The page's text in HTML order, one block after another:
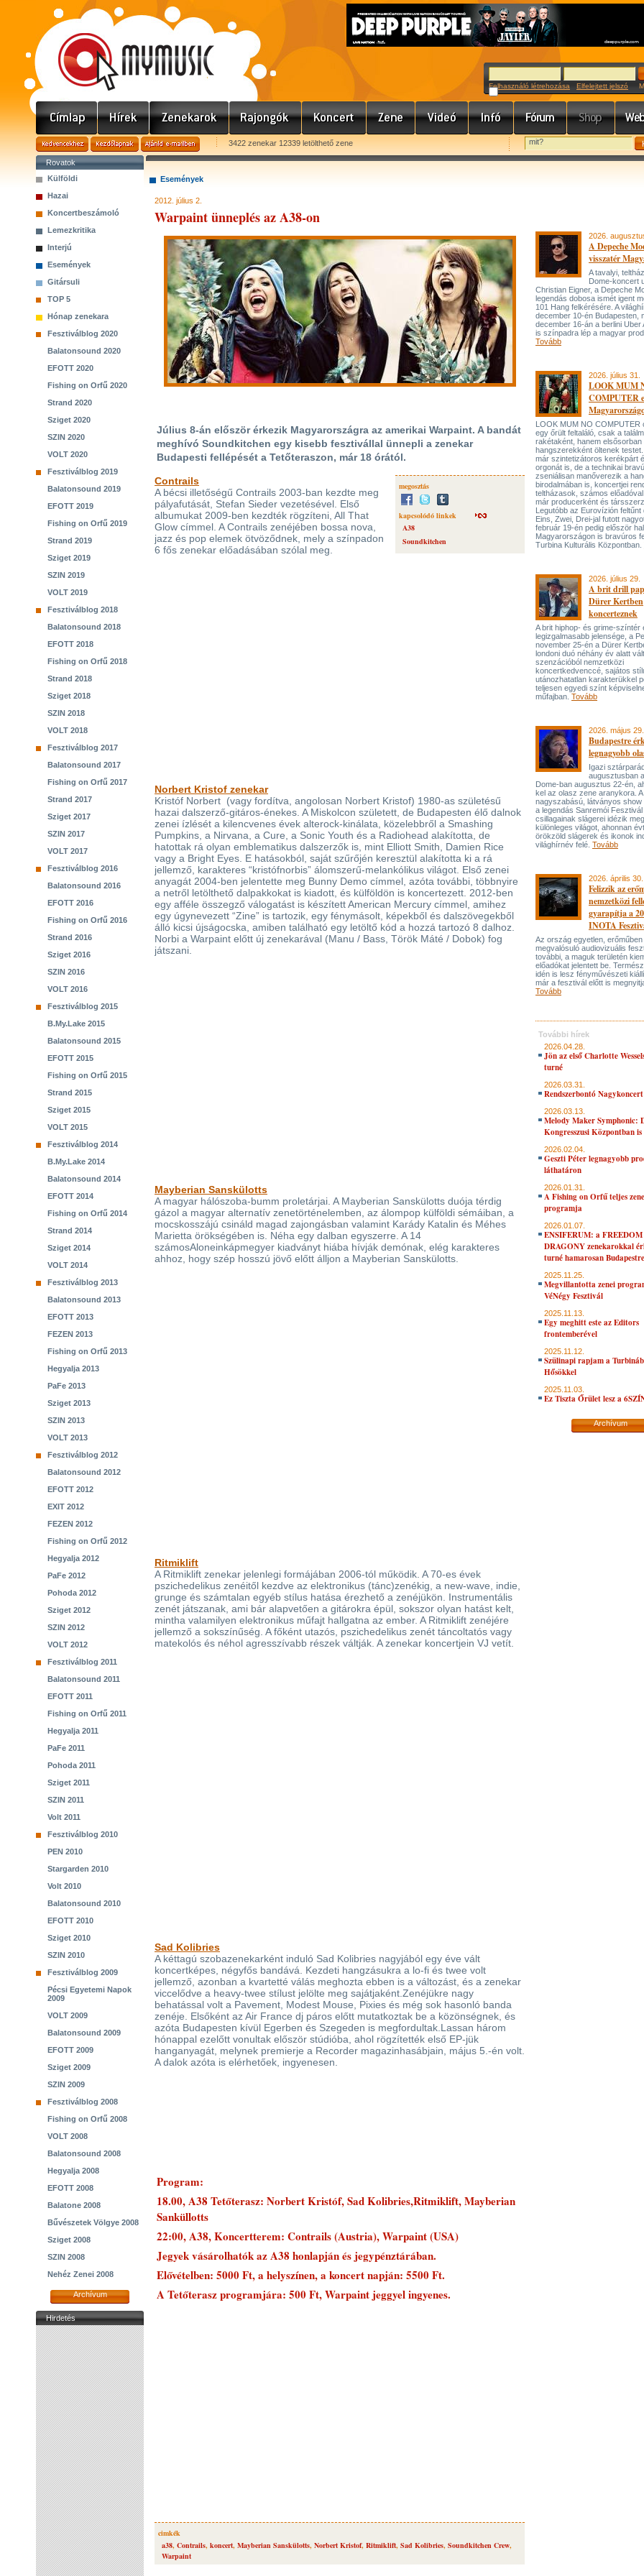
Felhasználó létrehozása Elfelejtett jelszó
3422 zenekar 12339 letölthető zene
Rovatok
Külföldi
Hazai
Koncertbeszámoló
Lemezkritika
Interjú
Események
Gitársuli
TOP 5
Hónap zenekara
Fesztiválblog 2020
Balatonsound 2020
EFOTT 2020
Fishing on Orfű 2020
Strand 2020
Sziget 2020
SZIN 2020
VOLT 2020
Fesztiválblog 2019
Balatonsound 2019
EFOTT 2019
Fishing on Orfű 2019
Strand 2019
Sziget 2019
SZIN 2019
VOLT 2019
Fesztiválblog 2018
Balatonsound 2018
EFOTT 2018
Fishing on Orfű 2018
Strand 2018
Sziget 2018
SZIN 2018
VOLT 2018
Fesztiválblog 2017
Balatonsound 2017
Fishing on Orfű 2017
Strand 2017
Sziget 2017
SZIN 2017
VOLT 2017
Fesztiválblog 2016
Balatonsound 2016
EFOTT 2016
Fishing on Orfű 2016
Strand 2016
Sziget 2016
SZIN 2016
VOLT 2016
Fesztiválblog 2015
B.My.Lake 2015
Balatonsound 2015
EFOTT 2015
Fishing on Orfű 2015
Strand 2015
Sziget 2015
VOLT 2015
Fesztiválblog 2014
B.My.Lake 2014
Balatonsound 2014
EFOTT 2014
Fishing on Orfű 2014
Strand 2014
Sziget 2014
VOLT 2014
Fesztiválblog 2013
Balatonsound 2013
EFOTT 2013
FEZEN 2013
Fishing on Orfű 2013
Hegyalja 2013
PaFe 2013
Sziget 2013
SZIN 2013
VOLT 2013
Fesztiválblog 2012
Balatonsound 2012
EFOTT 2012
EXIT 2012
FEZEN 2012
Fishing on Orfű 2012
Hegyalja 2012
PaFe 2012
Pohoda 2012
Sziget 2012
SZIN 2012
VOLT 2012
Fesztiválblog 2011
Balatonsound 2011
EFOTT 2011
Fishing on Orfű 2011
Hegyalja 2011
PaFe 2011
Pohoda 2011
Sziget 2011
SZIN 2011
Volt 2011
Fesztiválblog 2010
PEN 2010
Stargarden 2010
Volt 2010
Balatonsound 2010
EFOTT 2010
Sziget 2010
SZIN 2010
Fesztiválblog 2009
Pécsi Egyetemi Napok
2009
VOLT 2009
Balatonsound 2009
EFOTT 2009
Sziget 2009
SZIN 2009
Fesztiválblog 2008
Fishing on Orfű 2008
VOLT 2008
Balatonsound 2008
Hegyalja 2008
EFOTT 2008
Balatone 2008
Bűvészetek Völgye 2008
Sziget 2008
SZIN 2008
Nehéz Zenei 2008
Archívum
Hirdetés
Események
2012. július 2.
Warpaint ünneplés az A38-on
Július 8-án először érkezik Magyarországra az amerikai Warpaint. A bandát
meghívó Soundkitchen egy kisebb fesztivállal ünnepli a zenekar
Budapesti fellépését a Tetőteraszon, már 18 órától.
megosztás
kapcsolódó linkek
A38
Soundkitchen
Contrails
A bécsi illetőségű Contrails 2003-ban kezdte meg
pályafutását, Stefan Sieder vezetésével. Első
albumukat 2009-ben kezdték rögzíteni, All That
Glow címmel. A Contrails zenéjében bossa nova,
jazz és pop elemek ötvöződnek, mely a színpadon
6 fős zenekar előadásában szólal meg.
Norbert Kristof zenekar
Kristóf Norbert (vagy fordítva, angolosan Norbert Kristof) 1980-as születésű
hazai dalszerző-gitáros-énekes. A Miskolcon született, de Budapesten élő dalnok
zenei ízlését a kilencvenes évek alterock-kinálata, közelebbről a Smashing
Pumpkins, a Nirvana, a Cure, a Sonic Youth és a Radiohead alakította, de
hatottak rá olyan emblematikus dalszerzők is, mint Elliott Smith, Damien Rice
vagy a Bright Eyes. E hatásokból, saját szűrőjén keresztül alakította ki a rá
jellemző, karakteres “kristófnorbis” álomszerű-melankólikus világot. Első zenei
anyagát 2004-ben jelentette meg Bunny Demo címmel, azóta további, többnyire
a netről letölthető dalpakkokat is kiadott, és külföldön is koncertezett. 2012-ben
egy afféle összegző válogatást is készített American Mercury címmel, amihez
egy úgynevezett “Zine” is tartozik, egy fénymásolt, képekből és dalszövegekből
álló kicsi újságocska, amiben található egy letöltő kód a hozzá tartozó 8 dalhoz.
Norbi a Warpaint előtt új zenekarával (Manu / Bass, Török Máté / Dobok) fog
játszani.
Mayberian Sanskülotts
A magyar hálószoba-bumm proletárjai. A Mayberian Sanskülotts duója térdig
gázol a magyar alternatív zenetörténelemben, az álompop külföldi sémáiban, a
mocskosszájú csináld magad zajongásban valamint Karády Katalin és Méhes
Marietta örökségében is. Néha egy dalban egyszerre. A 14
számosAloneinkápmegyer kiadványt hiába hívják demónak, elég karakteres
ahhoz, hogy szép hosszú jövő előtt álljon a Mayberian Sanskülotts.
Ritmiklift
A Ritmiklift zenekar jelenlegi formájában 2006-tól működik. A 70-es évek
pszichedelikus zenéitől kezdve az elektronikus (tánc)zenékig, a new-wave, indie,
grunge és számtalan egyéb stílus hatása érezhető a zenéjükön. Instrumentális
zenét játszanak, ami bár alapvetően a gitárokra épül, sokszor olyan hatást kelt,
mintha valamilyen elektronikus műfajt hallgatna az ember. A Ritmiklift zenéjére
jellemző a sokszínűség. A főként utazós, pszichedelikus zenét táncoltatós vagy
matekolós és néhol agresszívabb részek váltják. A zenekar koncertjein VJ vetít.
Sad Kolibries
A kéttagú szobazenekarként induló Sad Kolibries nagyjából egy éve vált
koncertképes, négyfős bandává. Kezdeti hangzásukra a lo-fi és twee volt
jellemző, azonban a kvartetté válás meghozta ebben is a változást, és a zenekar
viccelődve a heavy-twee stílust jelölte meg sajátjaként.Zenéjükre nagy
behatással volt a Pavement, Modest Mouse, Pixies és még sok hasonló banda
zenéje. Elsőként az Air France dj páros előtt mutatkoztak be a közönségnek, és
azóta Budapesten kívül Egerben és Szegeden is megfordultak.Lassan három
hónappal ezelőtt vonultak először stúdióba, ahol rögzítették első EP-jük
hanganyagát, melynek premierje a Recorder magazinhasábjain, május 5.-én volt.
A dalok azóta is elérhetőek, ingyenesen.
Program:
18.00, A38 Tetőterasz: Norbert Kristóf, Sad Kolibries,Ritmiklift, Mayberian
Sanküllotts
22:00, A38, Koncertterem: Contrails (Austria), Warpaint (USA)
Jegyek vásárolhatók az A38 honlapján és jegypénztárában.
Elővételben: 5000 Ft, a helyszínen, a koncert napján: 5500 Ft.
A Tetőterasz programjára: 500 Ft, Warpaint jeggyel ingyenes.
cimkék
a38, Contrails, koncert, Mayberian Sanskülotts, Norbert Kristof, Ritmiklift, Sad Kolibries, Soundkitchen Crew,
Warpaint
2026.
A Depeche
visszatér
A tavalyi,
Dome-koncert
Christian Eigner, a Depeche
legendás dobosa ismét igent
101 Hang felkérésére. A
december 10-én Budapesten,
december 16-án a berlini Uber
is színpadra lép a magyar
Tovább
2026. július 31.
LOOK MUM
COMPUTER
LOOK MUM NO COMPUTER
egy őrült feltaláló, csak a
rakétaként, hanem elsősorban
hangszerekként öltenek
már szintetizátoros kerékpárt
orgonát is, de a technikai
zseniálisan manőverezik a
birodalmában is, koncertjei
teltházasok, számos
már producerként és
Legutóbb az Eurovízión feltűnt
Eins, Zwei, Drei-jal futott
február 19-én pedig először
Magyarországon is bravúros
Turbina Kulturális Központban.
2026. július 29.
A brit drill
Dürer Kertben
koncerteznek
A brit hiphop- és grime-színtér
legizgalmasabb jelensége, a
november 25-én a Dürer
londoni duó néhány év alatt
szenzációból nemzetközi
koncertkedvenccé, sajátos
utánozhatatlan karakterükkel
teljesen egyedi színt
műfajban. Tovább
2026. május 29.
Budapestre
legnagyobb
Igazi
augusztusban
Dome-ban augusztus 22-én,
kel az olasz zene aranykora. A
nagyszabású, látványos show
a legendás Sanremói Fesztivál
csillagainak slágerei idézik
különleges világot, ahonnan
örökzöld slágerek és ikonok
világhírnév felé. Tovább
2026. április 30.
Felizzik az
nemzetközi
gyarapítja a
INOTA
Az ország egyetlen, erőműben
megvalósuló audiovizuális
további, a maguk területén
előadókat jelentett be.
idén is lesz fényművészeti
már a fesztivál előtt is
Tovább
További hírek
2026.04.28.
Jön az első Charlotte
turné
2026.03.31.
Rendszerbontó Nagykoncert
2026.03.13.
Melody Maker Symphonic:
Kongresszusi Központban is
2026.02.04.
Geszti Péter legnagyobb
láthatáron
2026.01.31.
A Fishing on Orfű teljes
programja
2026.01.07.
ENSIFERUM: a
DRAGONY zenekarokkal
turné hamarosan Budapestre
2025.11.25.
Megvillantotta zenei
VéNégy Fesztivál
2025.11.13.
Egy meghitt este az Editors
frontemberével
2025.11.12.
Szülinapi rapjam a
Hősökkel
2025.11.03.
Ez Tiszta Őrület lesz a
Archívum